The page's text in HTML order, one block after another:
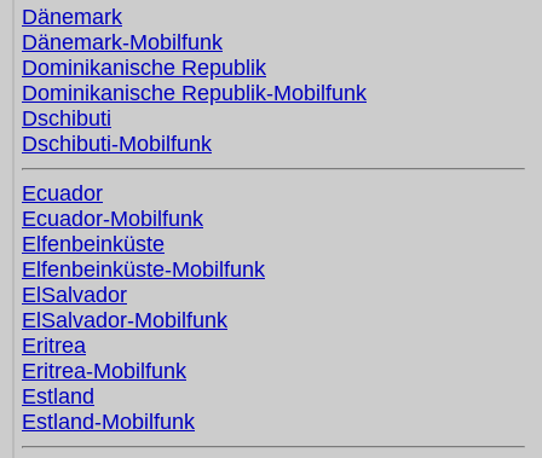
Dänemark
Dänemark-Mobilfunk
Dominikanische Republik
Dominikanische Republik-Mobilfunk
Dschibuti
Dschibuti-Mobilfunk
Ecuador
Ecuador-Mobilfunk
Elfenbeinküste
Elfenbeinküste-Mobilfunk
ElSalvador
ElSalvador-Mobilfunk
Eritrea
Eritrea-Mobilfunk
Estland
Estland-Mobilfunk